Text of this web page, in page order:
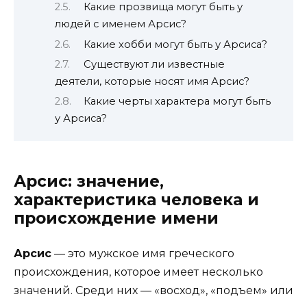
Какие прозвища могут быть у
людей с именем Арсис?
Какие хобби могут быть у Арсиса?
Существуют ли известные
деятели, которые носят имя Арсис?
Какие черты характера могут быть
у Арсиса?
Арсис: значение,
характеристика человека и
происхождение имени
Арсис — это мужское имя греческого
происхождения, которое имеет несколько
значений. Среди них — «восход», «подъем» или